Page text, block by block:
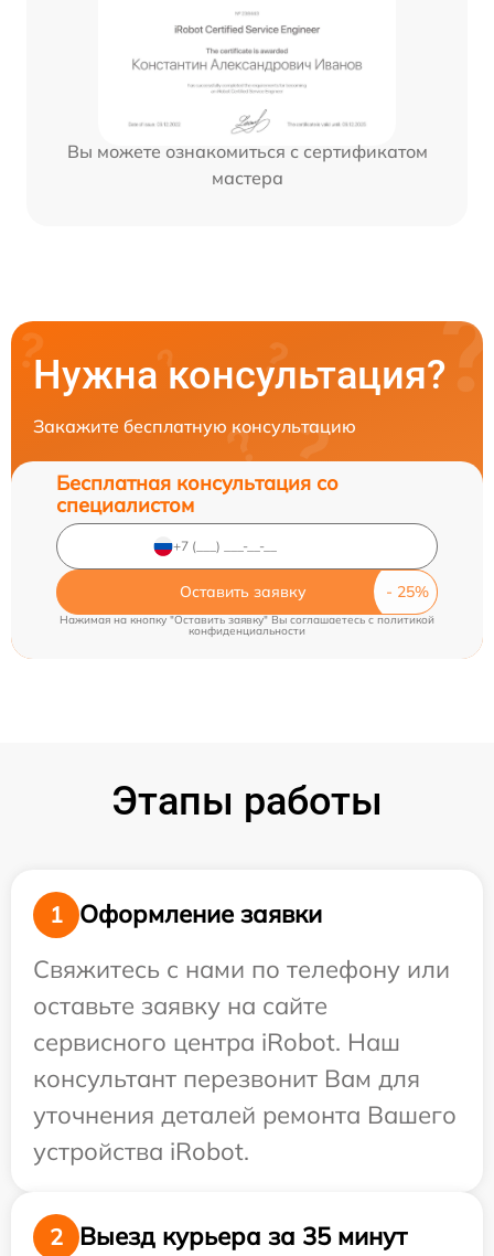
Вы можете ознакомиться с сертификатом
мастера
Нужна консультация?
Закажите бесплатную консультацию
Бесплатная консультация со
специалистом
Оставить заявку
Нажимая на кнопку "Оставить заявку" Вы соглашаетесь cполитикой
конфиденциальности
Этапы работы
1
Оформление заявки
Свяжитесь с нами по телефону или
оставьте заявку на сайте
сервисного центра iRobot. Наш
консультант перезвонит Вам для
уточнения деталей ремонта Вашего
устройства iRobot.
2 Выезд курьера за 35 минут